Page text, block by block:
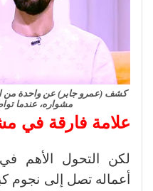
كشف (عمرو جابر) عن واحدة من
مشواره، عندما
علامة فارقة في
لكن التحول الأهم
أعماله تصل إلى نجوم